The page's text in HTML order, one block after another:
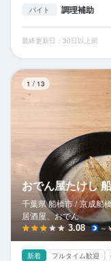
バイト 調理補助
最終更新日：30日以上前
1 / 13
おでん屋たけし
千葉県 船橋市 / 京成船
居酒屋、おでん
3.08 ～
新着 フルタイム歓迎